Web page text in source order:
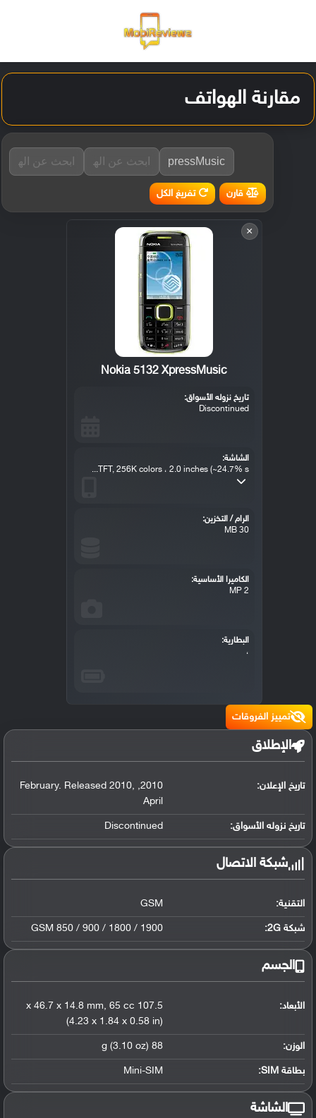
مقارنة الهواتف
قارن تفريغ الكل
×
Nokia 5132 XpressMusic
تاريخ نزوله الأسواق:
Discontinued
الشاشة:
TFT, 256K colors ، 2.0 inches (~24.7% s...
الرام / التخزين:
30 MB
الكاميرا الأساسية:
2 MP
البطارية:
،
تمييز الفروقات
الإطلاق
تاريخ الإعلان: 2010
,
February. Released 2010,
April
تاريخ نزوله الأسواق: Discontinued
شبكة الاتصال
التقنية: GSM
شبكة 2G: GSM 850 / 900 / 1800 / 1900
الجسم
الأبعاد: 107.5 x 46.7 x 14.8 mm
, 65 cc
(4.23 x 1.84 x 0.58 in)
الوزن: 88 g (3.10 oz)
بطاقة SIM: Mini-SIM
الشاشة